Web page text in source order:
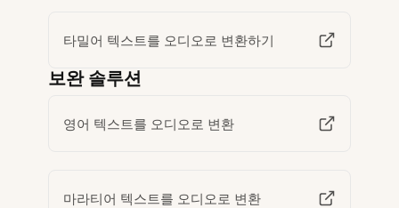
타밀어 텍스트를 오디오로 변환하기
보완 솔루션
영어 텍스트를 오디오로 변환
마라티어 텍스트를 오디오로 변환